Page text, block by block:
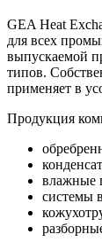
GEA Heat
для всех
выпускаемой
типов.
применяет в
Продукция
влажные
системы